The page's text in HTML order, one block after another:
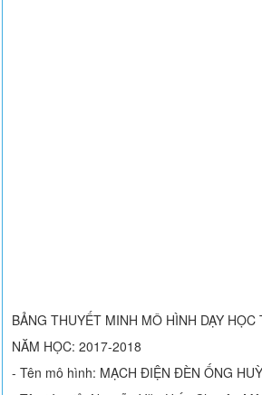
BẢNG THUYẾT MINH MÔ HÌNH DẠY HỌC
NĂM HỌC: 2017-2018
- Tên mô hình: MẠCH ĐIỆN ĐÈN ỐNG